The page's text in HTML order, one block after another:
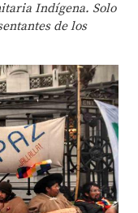
Indígena. Solo
de los